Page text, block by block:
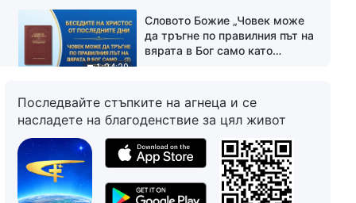
1:24:39
Словото Божие „Човек може
да тръгне по правилния път на
вярата в Бог само като
1:25:25
Словото Божие „Човек може
да тръгне по правилния път на
преодолее представите си (3)“
Първа част
Словото Божие „Човек може
Последвайте стъпките на агнеца и се
насладете на благоденствие за цял живот